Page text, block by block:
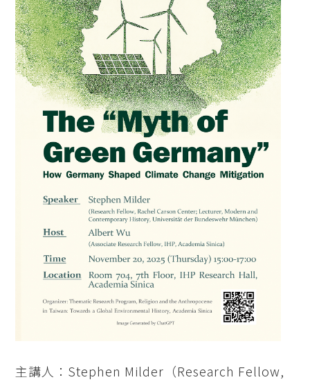
主講人：Stephen Milder（Research Fellow,